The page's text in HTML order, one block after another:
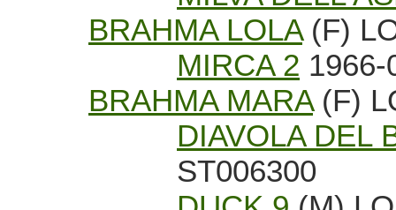
BRAHMA LOLA(F)
MIRCA 2
BRAHMA MARA(F)
DIAVOLA DEL
ST006300